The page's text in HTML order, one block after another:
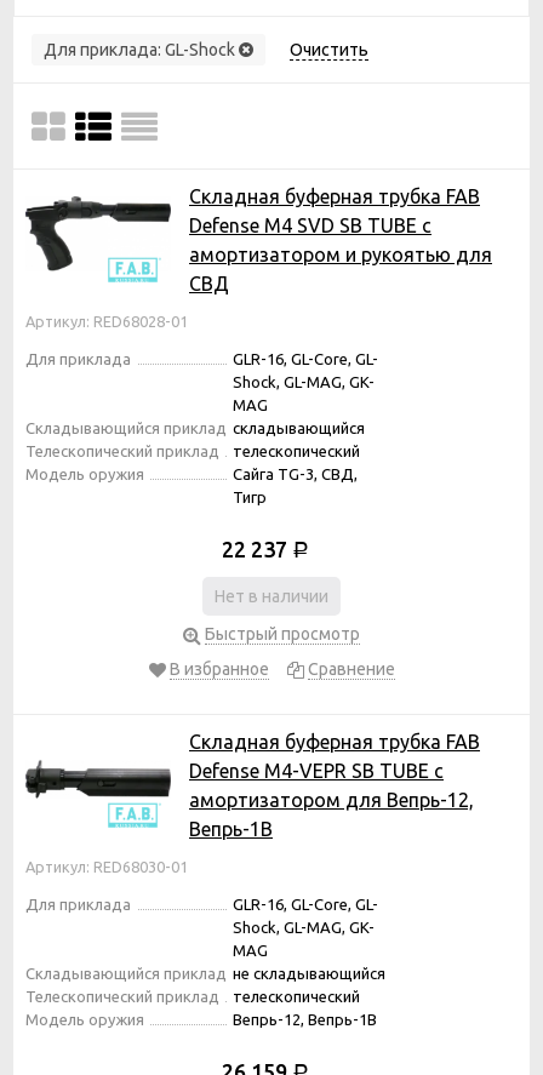
Для приклада: GL-Shock Очистить
Складная буферная трубка FAB
Defense M4 SVD SB TUBE с
амортизатором и рукоятью для
СВД
Артикул: RED68028-01
Для приклада
GLR-16, GL-Core, GL-
Shock, GL-MAG, GK-
MAG
Складывающийся приклад складывающийся
Телескопический приклад
телескопический
Модель оружия
Сайга TG-3, СВД,
Тигр
22 237 Р
Нет в наличии
Быстрый просмотр
В избранное
Сравнение
Складная буферная трубка FAB
Defense M4-VEPR SB TUBE с
амортизатором для Вепрь-12,
Вепрь-1В
Артикул: RED68030-01
Для приклада
GLR-16, GL-Core, GL-
Shock, GL-MAG, GK-
MAG
Складывающийся приклад не складывающийся
Телескопический приклад
телескопический
Модель оружия
Вепрь-12, Вепрь-1В
Р